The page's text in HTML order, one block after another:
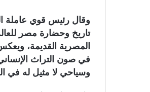
وقال رئيس قوي عاملة
تاريخ وحضارة مصر
المصرية القديمة،
في صون التراث
وسياحي لا مثيل له في